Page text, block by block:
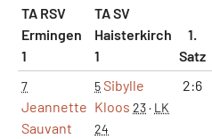
TA RSV
Ermingen
1
TA SV
Haisterkirch
1
1.
Satz
7
Jeannette
Sauvant
5Sibylle
Kloos 23· LK
24
2:6